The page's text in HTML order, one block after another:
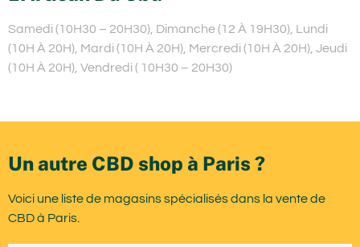
Samedi (10H30 – 20H30), Dimanche (12 À 19H30), Lundi
(10H À 20H), Mardi (10H À 20H), Mercredi (10H À 20H), Jeudi
(10H À 20H), Vendredi ( 10H30 – 20H30)
Un autre CBD shop à Paris ?
Voici une liste de magasins spécialisés dans la vente de
CBD à Paris.